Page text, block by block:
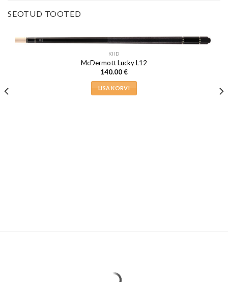
SEOTUD TOOTED
KIID
McDermott Lucky L12
140.00€
LISA KORVI